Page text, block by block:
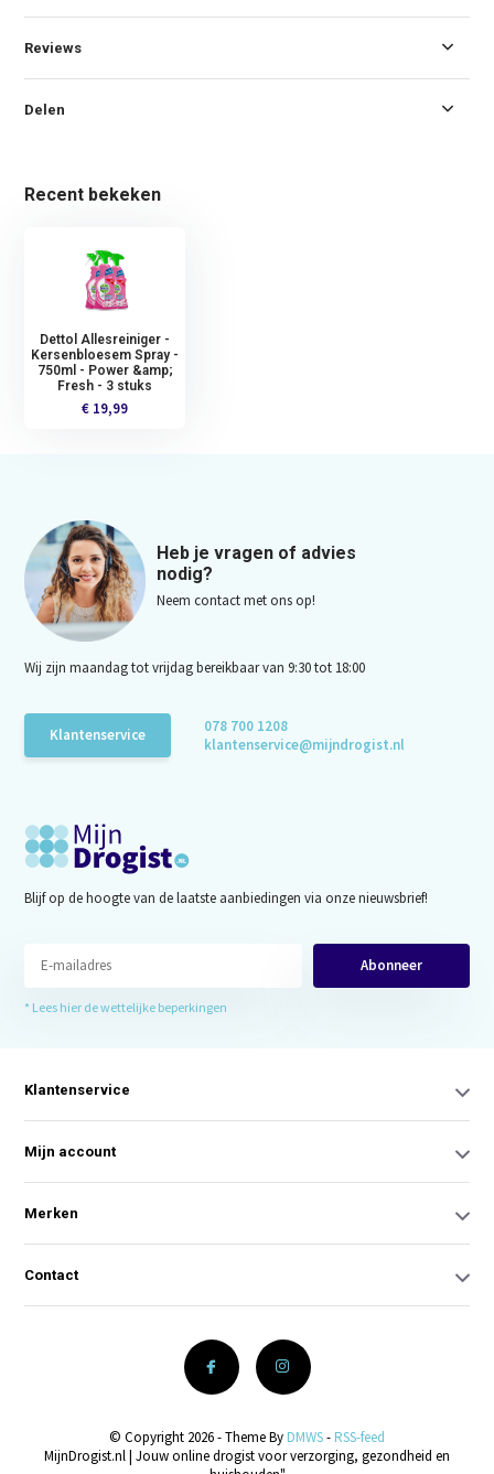
Reviews
Delen
Recent bekeken
Dettol Allesreiniger -
Kersenbloesem Spray -
750ml - Power &amp;
Fresh - 3 stuks
€ 19,99
Heb je vragen of advies
nodig?
Neem contact met ons op!
Wij zijn maandag tot vrijdag bereikbaar van 9:30 tot 18:00
Klantenservice
078 700 1208
klantenservice@mijndrogist.nl
Blijf op de hoogte van de laatste aanbiedingen via onze nieuwsbrief!
Abonneer
* Lees hier de wettelijke beperkingen
Klantenservice
Mijn account
Merken
Contact
© Copyright 2026 - Theme By DMWS- RSS-feed
MijnDrogist.nl | Jouw online drogist voor verzorging, gezondheid en